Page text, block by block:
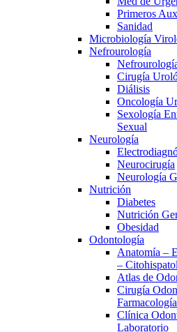
Primeros
Sanidad
Microbiología
Nefrourología
Cirugía
Diálisis
Oncología
Sexología
Sexual
Neurología
Neurocirugía
Neurología
Nutrición
Diabetes
Nutrición
Obesidad
Odontología
Anatomía –
–
Atlas de
Cirugía
Clínica
Laboratorio